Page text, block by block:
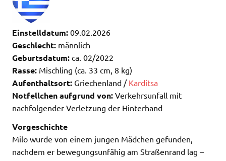
Einstelldatum: 09.02.2026
Geschlecht: männlich
Geburtsdatum: ca. 02/2022
Rasse: Mischling (ca. 33 cm, 8 kg)
Aufenthaltsort: Griechenland / Karditsa
Notfellchen aufgrund von: Verkehrsunfall mit
nachfolgender Verletzung der Hinterhand
Vorgeschichte
Milo wurde von einem jungen Mädchen gefunden,
nachdem er bewegungsunfähig am Straßenrand lag –